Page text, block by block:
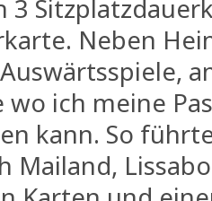
3
Neben
wo ich meine
kann. So
Mailand,